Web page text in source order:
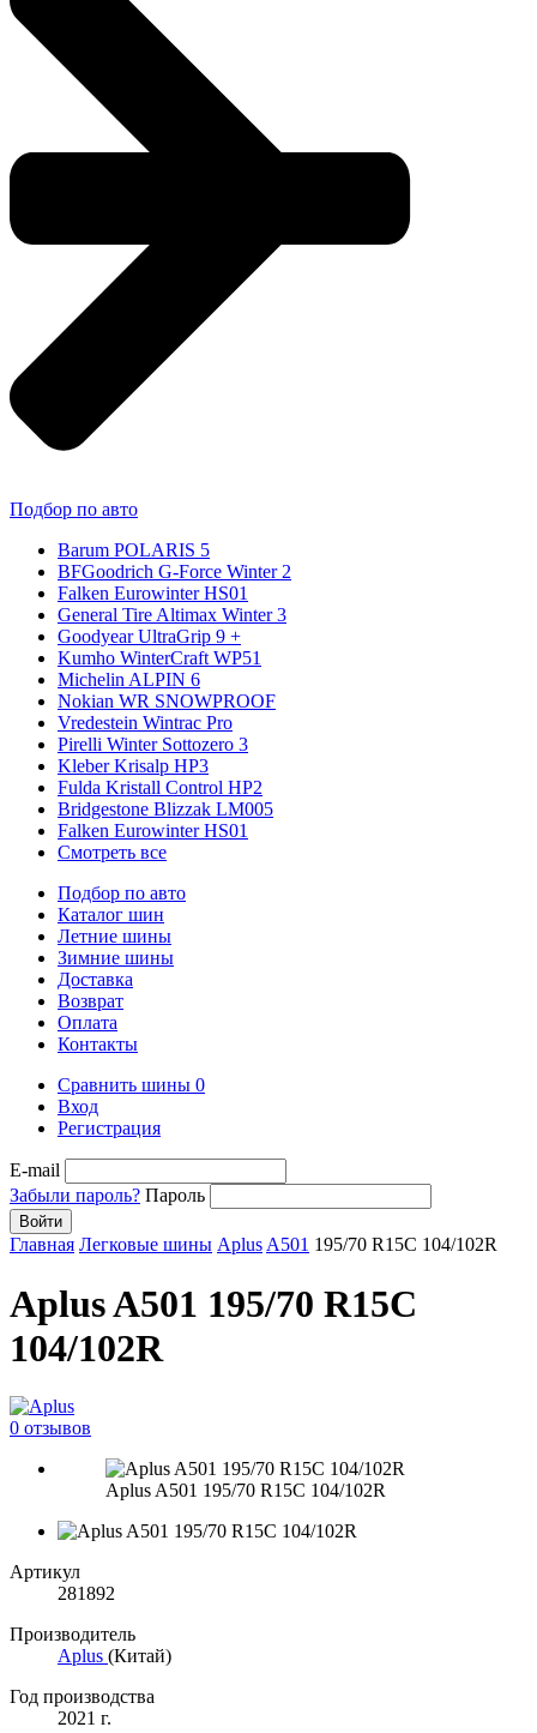
Подбор по авто
Barum POLARIS 5
BFGoodrich G-Force Winter 2
Falken Eurowinter HS01
General Tire Altimax Winter 3
Goodyear UltraGrip 9 +
Kumho WinterCraft WP51
Michelin ALPIN 6
Nokian WR SNOWPROOF
Vredestein Wintrac Pro
Pirelli Winter Sottozero 3
Kleber Krisalp HP3
Fulda Kristall Control HP2
Bridgestone Blizzak LM005
Falken Eurowinter HS01
Смотреть все
Подбор по авто
Каталог шин
Летние шины
Зимние шины
Доставка
Возврат
Оплата
Контакты
Сравнить шины 0
Вход
Регистрация
E-mail
Забыли пароль? Пароль
Войти
Главная Легковые шины AplusA501 195/70 R15C 104/102R
Aplus A501 195/70 R15C
104/102R
0 отзывов
Aplus A501 195/70 R15C 104/102R
Артикул
281892
Производитель
Aplus (Китай)
Год производства
2021 г.